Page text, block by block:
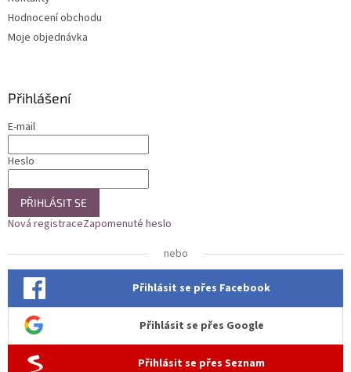
Hodnocení obchodu
Moje objednávka
Přihlášení
E-mail
Heslo
PŘIHLÁSIT SE
Nová registraceZapomenuté heslo
nebo
Přihlásit se přes Facebook
Přihlásit se přes Google
Přihlásit se přes Seznam